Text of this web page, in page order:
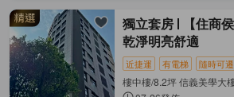
獨立套房
【住商
乾淨明亮舒適
近捷運 有電梯 隨時可
樓中樓/8.2坪 信義美學大